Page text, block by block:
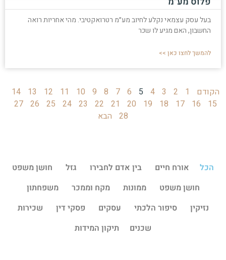
בעל עסק עצמאי נקלע לחיוב מע״מ רטרואקטיבי. מהי אחריות רואה
החשבון, האם מגיע לו שכר
להמשך לחצו כאן >>
הקודם 1
2
3
4
5
6
7
8
9
10
11
12
13
14
15
16
17
18
19
20
21
22
23
24
25
26
27
28
הבא
הכל אורח חיים בין אדם לחבירו גזל
חושן משפט
חושן משפט
ממונות מקח וממכר
משפחתון
נזיקין
סיפור הלכתי עסקים פסקי דין
שכירות
שכנים
תיקון המידות